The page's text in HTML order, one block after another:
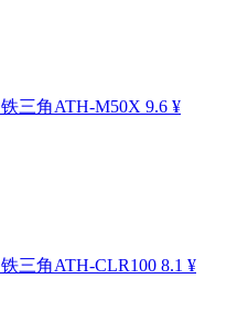
铁三角ATH-M50X 9.6 ¥
铁三角ATH-CLR100 8.1 ¥